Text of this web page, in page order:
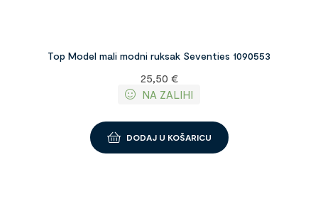
Top Model mali modni ruksak Seventies 1090553
25,50 €
NA ZALIHI
DODAJ U KOŠARICU